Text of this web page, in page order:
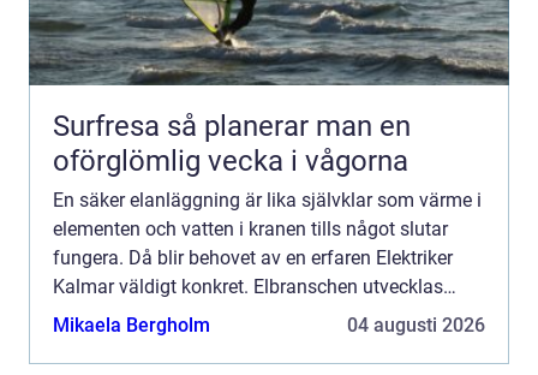
Surfresa så planerar man en
oförglömlig vecka i vågorna
En säker elanläggning är lika självklar som värme i
elementen och vatten i kranen tills något slutar
fungera. Då blir behovet av en erfaren Elektriker
Kalmar väldigt konkret. Elbranschen utvecklas
snabbt med ...
Mikaela Bergholm 04 augusti 2026